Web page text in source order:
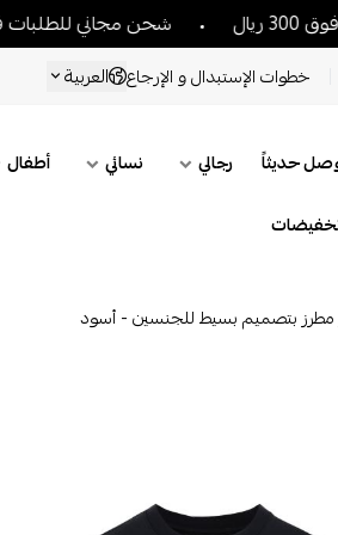
شحن مجاني للطلبات فوق 300 ريال
خطوات الإستبدال و الإرجاع العربية
حديثاً رجالي نسائي أطفال
مطرز بتصميم بسيط للجنسين - أسود